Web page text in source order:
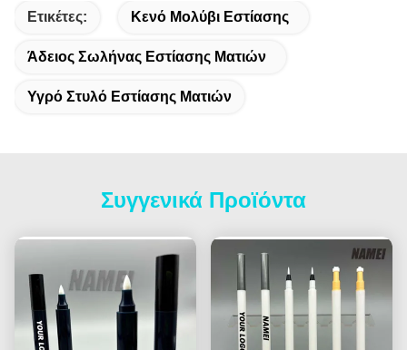
Ετικέτες: Κενό Μολύβι Εστίασης
Άδειος Σωλήνας Εστίασης Ματιών
Υγρό Στυλό Εστίασης Ματιών
Συγγενικά Προϊόντα